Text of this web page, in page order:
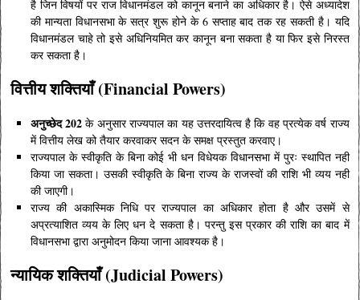
है जिन विषयों पर राज विधानमंडल को कानून बनाने का अधिकार है। ऐसे अध्यादेश
की मान्यता विधानसभा के सत्र शुरू होने के 6 सप्ताह बाद तक रह सकती है। यदि
विधानमंडल चाहे तो इसे अधिनियमित कर कानून बना सकता है या फिर इसे निरस्त
कर सकता है।
वित्तीय शक्तियाँ (Financial Powers)
अनुच्छेद 202 के अनुसार राज्यपाल का यह उत्तरदायित्व है कि वह प्रत्येक वर्ष राज्य
में वित्तीय लेख को तैयार करवाकर सदन के समक्ष प्रस्तुत करवाए।
राज्यपाल के स्वीकृति के बिना कोई भी धन विधेयक विधानसभा में पुरः स्थापित नही
किया जा सकता। उसकी स्वीकृति के बिना राज्य के राजस्वों की राशि भी व्यय नही
की जाएगी।
राज्य की अकास्मिक निधि पर राज्यपाल का अधिकार होता है और उसमें से
अप्रत्याशित व्यय के लिए धन दे सकता है। परन्तु इस प्रकार की राशि का बाद में
विधानसभा द्वारा अनुमोदन किया जाना आवश्यक है।
न्यायिक शक्तियाँ (Judicial Powers)